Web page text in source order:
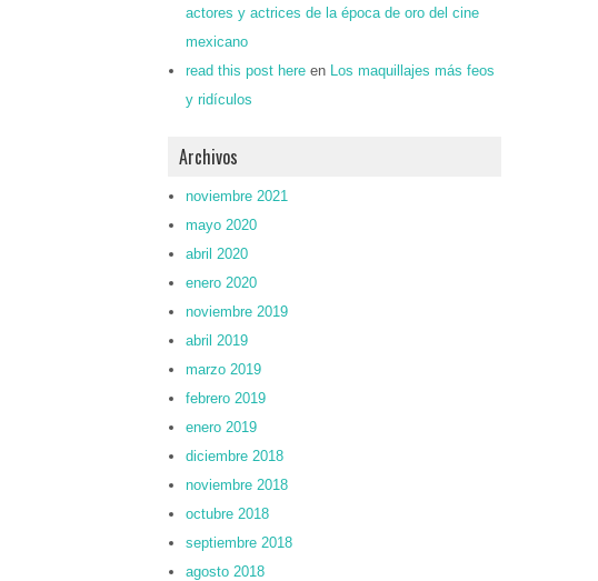
actores y actrices de la época de oro del cine
mexicano
read this post here en Los maquillajes más feos
y ridículos
Archivos
noviembre 2021
mayo 2020
abril 2020
enero 2020
noviembre 2019
abril 2019
marzo 2019
febrero 2019
enero 2019
diciembre 2018
noviembre 2018
octubre 2018
septiembre 2018
agosto 2018